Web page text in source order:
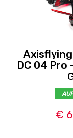
DC O4 Pro
€